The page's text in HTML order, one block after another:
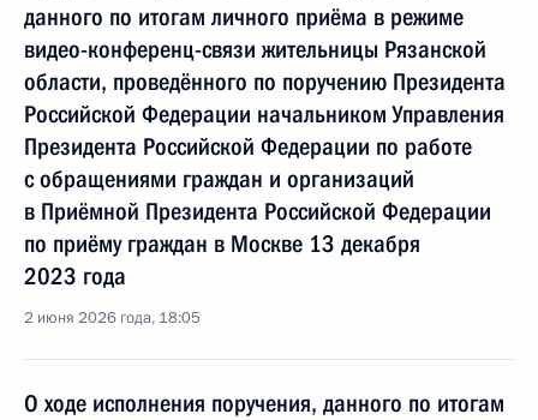
данного по итогам личного приёма в режиме
видео-конференц-связи жительницы Рязанской
области, проведённого по поручению Президента
Российской Федерации начальником Управления
Президента Российской Федерации по работе
с обращениями граждан и организаций
в Приёмной Президента Российской Федерации
по приёму граждан в Москве 13 декабря
2023 года
2 июня 2026 года, 18:05
О ходе исполнения поручения, данного по итогам